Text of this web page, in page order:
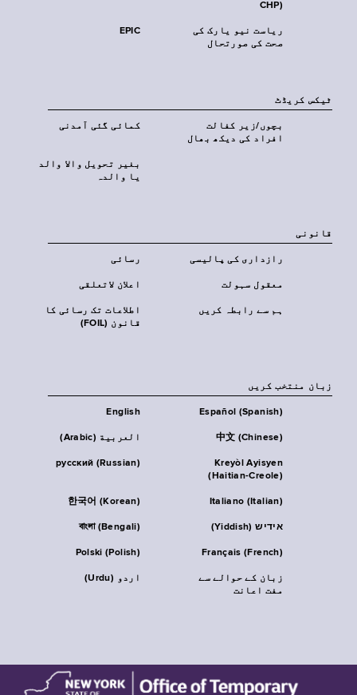
CHP)‎
EPIC
ریاست نیو یارک کی
صحت کی صورتحال
ٹیکس کریڈٹ
کمائی گئی آمدنی
بچوں/زیر کفالت
افراد کی دیکھ بھال
بغیر تحویل والا والد
یا والدہ
قانونی
رسائی رازداری کی پالیسی
اعلان لاتعلقی معقول سہولت
اطلاعات تک رسائی کا
قانون (FOIL)
ہم سے رابطہ کریں
زبان منتخب کریں
English Español (Spanish)
العربية (Arabic) 中文 (Chinese)
русский (Russian)
Kreyòl Ayisyen
(Haitian-Creole)
한국어 (Korean) Italiano (Italian)
বাংলা (Bengali) אידיש (Yiddish)
Polski (Polish) Français (French)
اردو (Urdu)
زبان کے حوالے سے
مفت اعانت